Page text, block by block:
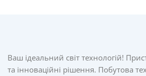
Ваш ідеальний світ технологій!
та інноваційні рішення. Побутова